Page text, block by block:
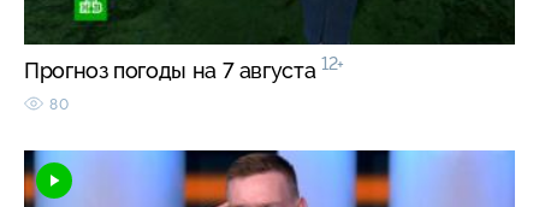
Прогноз погоды на 7 августа 12+
80